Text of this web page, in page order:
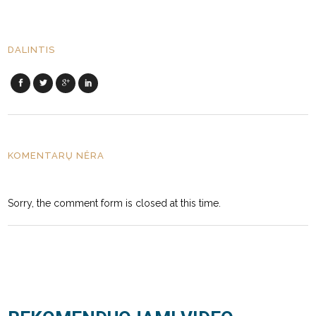
DALINTIS
KOMENTARŲ NĖRA
Sorry, the comment form is closed at this time.